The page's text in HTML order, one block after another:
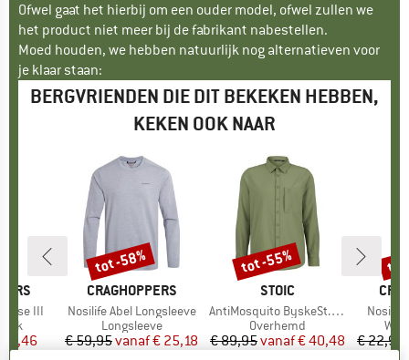
Ofwel gaat het hierbij om een ouder model, ofwel zullen we
het product niet meer bij de fabrikant nabestellen.
Moed houden, we hebben natuurlijk nog alternatieven voor
je klaar staan:
BERGVRIENDEN DIE DIT BEKEKEN HEBBEN,
KEKEN OOK NAAR
III
prijs
MERK
CRAGHOPPERS
Artikel
Nosilife Abel Longsleeve
Productgroep
Longsleeve
Prijs
€ 59,95 Verlaagde prijs
vanaf€ 25,18
Korting
tot -58%
MERK
STOIC
Artikel
AntiMosquito ByskeSt. Shirt L/S
Productgroep
Overhemd
Prijs
€ 89,95 Verlaagde prijs
vanaf€ 40,48
Korting
tot -55%
Artikel
Nosilife
€ 22,95
tot